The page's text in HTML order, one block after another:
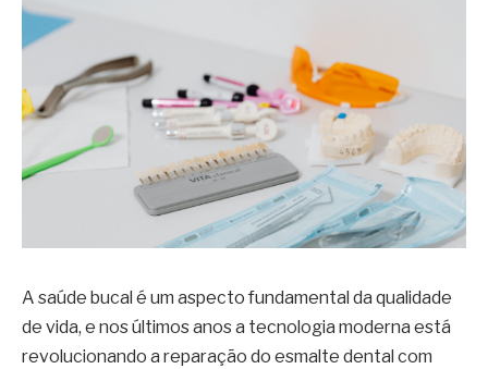
A saúde bucal é um aspecto fundamental da qualidade
de vida, e nos últimos anos a tecnologia moderna está
revolucionando a reparação do esmalte dental com